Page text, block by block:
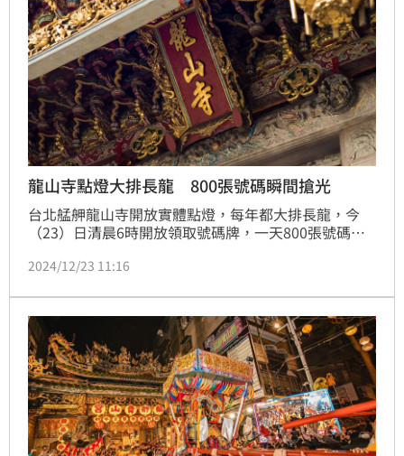
龍山寺點燈大排長龍 800張號碼瞬間搶光
台北艋舺龍山寺開放實體點燈，每年都大排長龍，今
（23）日清晨6時開放領取號碼牌，一天800張號碼牌
早幾天就來排隊，今年搶頭香依舊是一位沈先生，7天
2024/12/23 11:16